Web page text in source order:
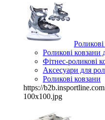
Роликові ковзани
Фітнес-роликові
Аксесуари для
Роликові ковзани
https://
100x100.jpg